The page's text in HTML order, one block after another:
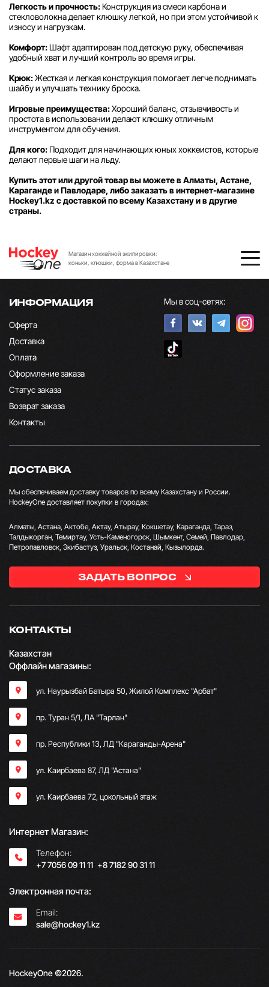
Легкость и прочность:Конструкция из смеси карбона и
стекловолокна делает клюшку легкой, но при этом устойчивой к
износу и нагрузкам.
Комфорт:Шафт адаптирован под детскую руку, обеспечивая
удобный хват и лучший контроль во время игры.
Крюк:Жесткая и легкая конструкция помогает легче поднимать
шайбу и улучшать технику броска.
Игровые преимущества:Хороший баланс, отзывчивость и
простота в использовании делают клюшку отличным
инструментом для обучения.
Для кого: Подходит для начинающих юных хоккеистов, которые
делают первые шаги на льду.
Купить этот или другой товар вы можете в Алматы, Астане,
Караганде и Павлодаре, либо заказать в интернет-магазине
Hockey1.kz с доставкой по всему Казахстану и в другие
страны.
Магазин хоккейной экипировки:
коньки, клюшки, форма в Казахстане
ИНФОРМАЦИЯ
Оферта
Доставка
Оплата
Оформление заказа
Статус заказа
Возврат заказа
Контакты
Мы в соц-сетях:
КОНТАКТЫ
Казахстан
Оффлайн магазины:
ул. Наурызбай Батыра 50, Жилой Комплекс "Арбат"
пр. Туран 5/1, ЛА "Тарлан"
пр. Республики 13, ​ЛД "Караганды-Арена"
ул. Каирбаева 87, ЛД "Астана"
ул. Каирбаева 72, цокольный этаж
Интернет Магазин:
Телефон:
+7 7056 09 11 11; +8 7182 90 31 11
Электронная почта:
Email:
sale@hockey1.kz
ДОСТАВКА
Мы обеспечиваем доставку товаров по всему Казахстану и России.
HockeyOne доставляет покупки в городах:
Алматы, Астана, Актобе, Актау, Атырау, Кокшетау, Караганда, Тараз,
Талдыкорган, Темиртау, Усть-Каменогорск, Шымкент, Семей, Павлодар,
Петропавловск, Экибастуз, Уральск, Костанай, Кызылорда.
ЗАДАТЬ ВОПРОС
HockeyOne ©2026.